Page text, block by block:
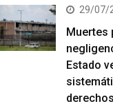
29/07/
Muertes
Estado